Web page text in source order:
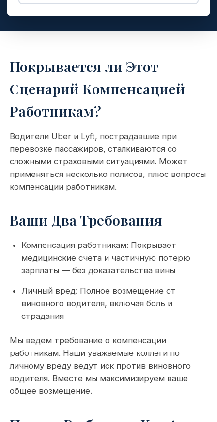
Покрывается ли Этот
Сценарий Компенсацией
Работникам?
Водители Uber и Lyft, пострадавшие при
перевозке пассажиров, сталкиваются со
сложными страховыми ситуациями. Может
применяться несколько полисов, плюс вопросы
компенсации работникам.
Ваши Два Требования
Компенсация работникам: Покрывает
медицинские счета и частичную потерю
зарплаты — без доказательства вины
Личный вред: Полное возмещение от
виновного водителя, включая боль и
страдания
Мы ведем требование о компенсации
работникам. Наши уважаемые коллеги по
личному вреду ведут иск против виновного
водителя. Вместе мы максимизируем ваше
общее возмещение.